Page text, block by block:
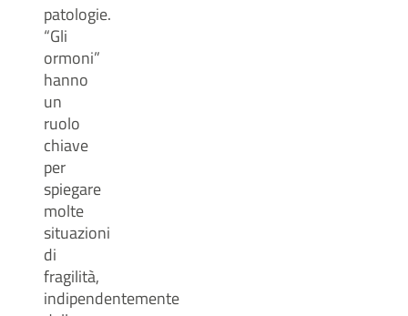
patologie.
“Gli
ormoni”
hanno
un
ruolo
chiave
per
spiegare
molte
situazioni
di
fragilità,
indipendentemente